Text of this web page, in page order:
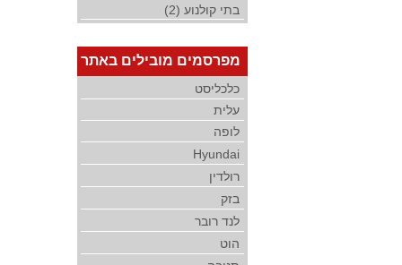
בתי קולנוע (2)
מפרסמים מובילים באתר
כלכליסט
עלית
לופה
Hyundai
רולדין
בזק
לנד רובר
הוט